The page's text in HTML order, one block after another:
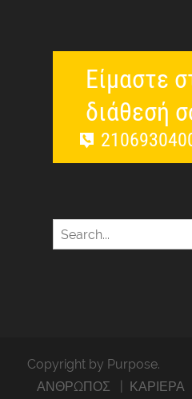
Είμαστε
διάθεσή
Copyright by Purpose.
ΑΝΘΡΩΠΟΣ
ΚΑΡΙΕΡΑ